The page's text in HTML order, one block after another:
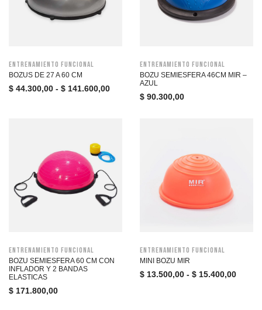
Entrenamiento funcional
BOZUS DE 27 A 60 CM
$ 44.300,00 - $ 141.600,00
Entrenamiento funcional
BOZU SEMIESFERA 46CM MIR –
AZUL
$ 90.300,00
Entrenamiento funcional
BOZU SEMIESFERA 60 CM CON
INFLADOR Y 2 BANDAS
ELASTICAS
$ 171.800,00
Entrenamiento funcional
MINI BOZU MIR
$ 13.500,00 - $ 15.400,00